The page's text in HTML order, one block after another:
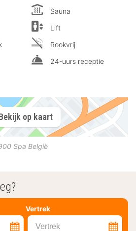
Sauna
Lift
Rookvrij
24-uurs receptie
op kaart
Spa België
Vertrek
Vertrek